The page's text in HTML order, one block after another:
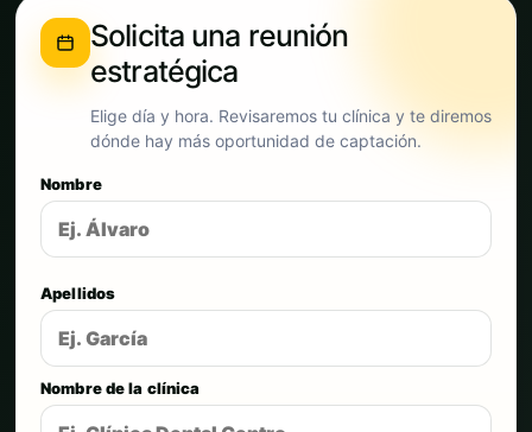
Solicita una reunión
estratégica
Elige día y hora. Revisaremos tu clínica y te diremos
dónde hay más oportunidad de captación.
Nombre
Apellidos
Nombre de la clínica